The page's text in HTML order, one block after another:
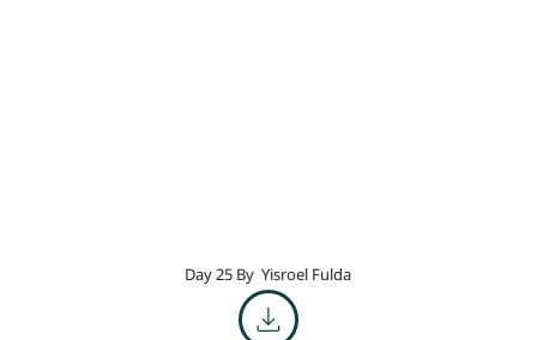
Day 25 By Yisroel Fulda